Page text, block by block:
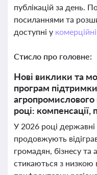
публікацій за день.
посиланнями та
доступні у
Стисло про головне:
Нові виклики та
програм
агропромислового
році: компенсації,
У 2026 році державні
продовжують
громадян, бізнесу та
стикаються з низкою